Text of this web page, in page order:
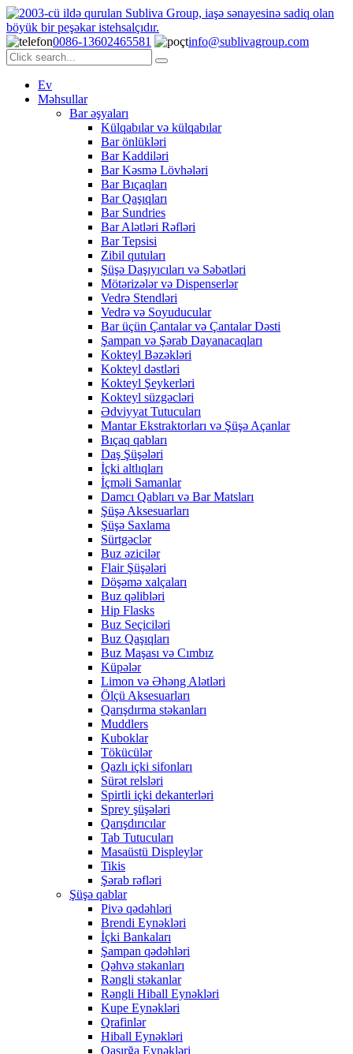
0086-13602465581 info@sublivagroup.com
Ev
Məhsullar
Bar əşyaları
Külqabılar və külqabılar
Bar önlükləri
Bar Kaddiləri
Bar Kəsmə Lövhələri
Bar Bıçaqları
Bar Qaşıqları
Bar Sundries
Bar Alətləri Rəfləri
Bar Tepsisi
Zibil qutuları
Şüşə Daşıyıcıları və Səbətləri
Mötərizələr və Dispenserlər
Vedrə Stendləri
Vedrə və Soyuducular
Bar üçün Çantalar və Çantalar Dəsti
Şampan və Şərab Dayanacaqları
Kokteyl Bəzəkləri
Kokteyl dəstləri
Kokteyl Şeykerləri
Kokteyl süzgəcləri
Ədviyyat Tutucuları
Mantar Ekstraktorları və Şüşə Açanlar
Bıçaq qabları
Daş Şüşələri
İçki altlıqları
İçməli Samanlar
Damcı Qabları və Bar Matsları
Şüşə Aksesuarları
Şüşə Saxlama
Sürtgəclər
Buz əzicilər
Flair Şüşələri
Döşəmə xalçaları
Buz qəlibləri
Hip Flasks
Buz Seçiciləri
Buz Qaşıqları
Buz Maşası və Cımbız
Küpələr
Limon və Əhəng Alətləri
Ölçü Aksesuarları
Qarışdırma stəkanları
Muddlers
Kuboklar
Tökücülər
Qazlı içki sifonları
Sürət relsləri
Spirtli içki dekanterləri
Sprey şüşələri
Qarışdırıcılar
Tab Tutucuları
Masaüstü Displeylər
Tikis
Şərab rəfləri
Şüşə qablar
Pivə qədəhləri
Brendi Eynəkləri
İçki Bankaları
Şampan qədəhləri
Qəhvə stəkanları
Rəngli stəkanlar
Rəngli Hiball Eynəkləri
Kupe Eynəkləri
Qrafinlər
Hiball Eynəkləri
Qasırğa Eynəkləri